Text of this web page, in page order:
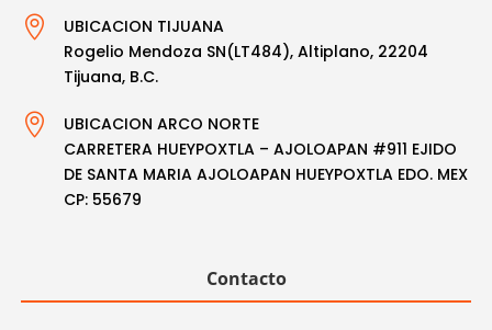

UBICACION TIJUANA
Rogelio Mendoza SN(LT484), Altiplano, 22204
Tijuana, B.C.

UBICACION ARCO NORTE
CARRETERA HUEYPOXTLA – AJOLOAPAN #911 EJIDO
DE SANTA MARIA AJOLOAPAN HUEYPOXTLA EDO. MEX
CP: 55679
Contacto